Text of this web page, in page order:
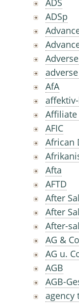
ADS
ADSp
AfA
AFIC
African
Afta
AFTD
After
After
After-
AG &
AG u.
AGB
AGB-
agency